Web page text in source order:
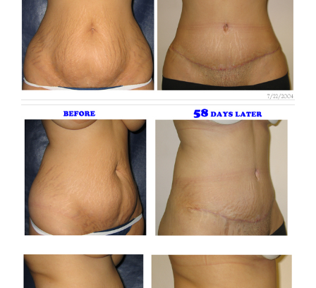
English (Inglés)
Tiếng Việt(Vietnamita)